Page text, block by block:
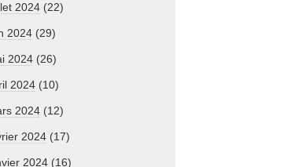
2024 (22)
2024 (29)
2024 (26)
2024 (10)
2024 (12)
2024 (17)
2024 (16)